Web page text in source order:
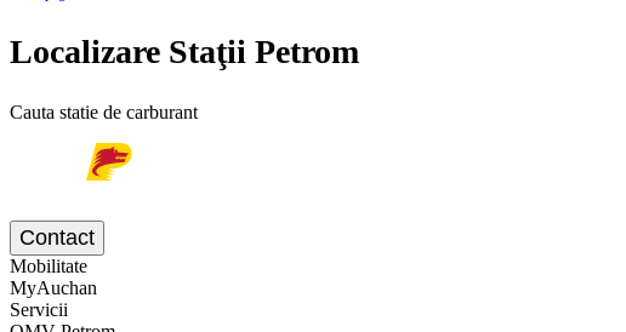
Localizare Staţii Petrom
Cauta statie de carburant
Contact
Mobilitate
MyAuchan
Servicii